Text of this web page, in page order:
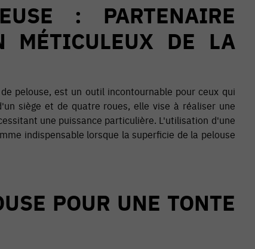
: PARTENAIRE
MÉTICULEUX DE LA
pelouse, est un outil incontournable pour ceux qui
siège et de quatre roues, elle vise à réaliser une
une puissance particulière. L'utilisation d'une
indispensable lorsque la superficie de la pelouse
POUR UNE TONTE